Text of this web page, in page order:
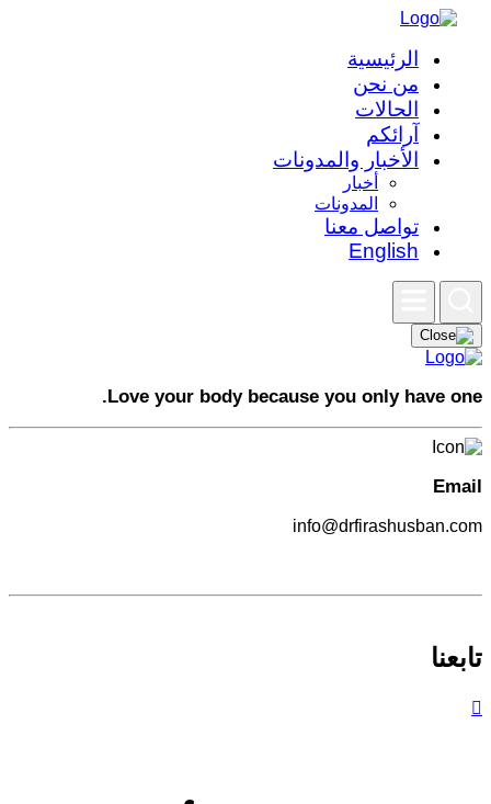
الرئيسية
من نحن
الحالات
آرائكم
الأخبار والمدونات
أخبار
المدونات
تواصل معنا
English
Love your body because you only have one.
Email
info@drfirashusban.com
تابعنا